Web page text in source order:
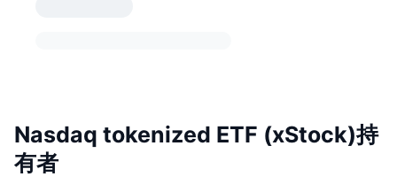
Nasdaq tokenized ETF (xStock)持
有者